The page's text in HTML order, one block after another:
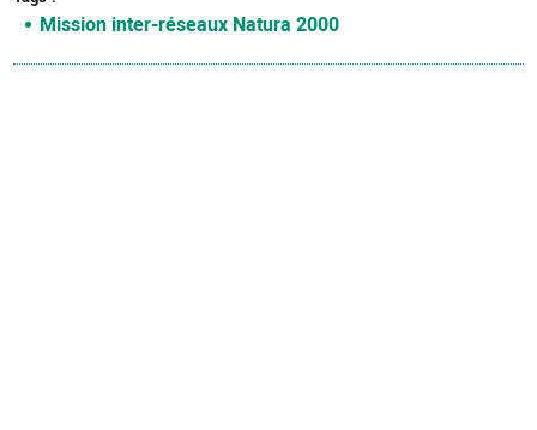
Mission inter-réseaux Natura 2000